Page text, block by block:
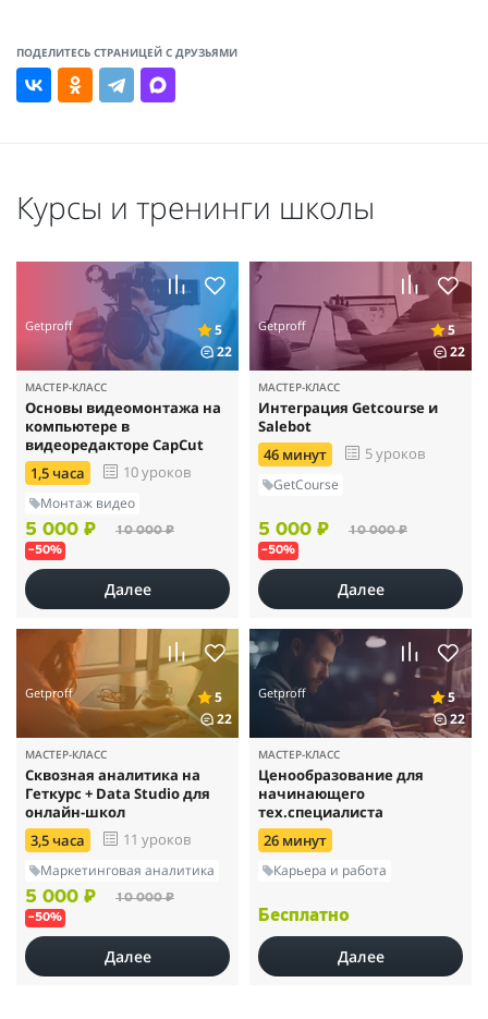
ПОДЕЛИТЕСЬ СТРАНИЦЕЙ С ДРУЗЬЯМИ
Курсы и тренинги школы
Getproff
5
22
МАСТЕР-КЛАСС
Основы видеомонтажа на
компьютере в
видеоредакторе CapCut
1,5 часа
10 уроков
Монтаж видео
5 000 ₽ 10 000 ₽
–50%
Далее
Getproff
5
22
МАСТЕР-КЛАСС
Интеграция Getcourse и
Salebot
46 минут
5 уроков
GetCourse
5 000 ₽ 10 000 ₽
–50%
Далее
Getproff
5
22
МАСТЕР-КЛАСС
Сквозная аналитика на
Геткурс + Data Studio для
онлайн-школ
3,5 часа
11 уроков
Маркетинговая аналитика
5 000 ₽ 10 000 ₽
–50%
Далее
Getproff
5
22
МАСТЕР-КЛАСС
Ценообразование для
начинающего
тех.специалиста
26 минут
Карьера и работа
Бесплатно
Далее